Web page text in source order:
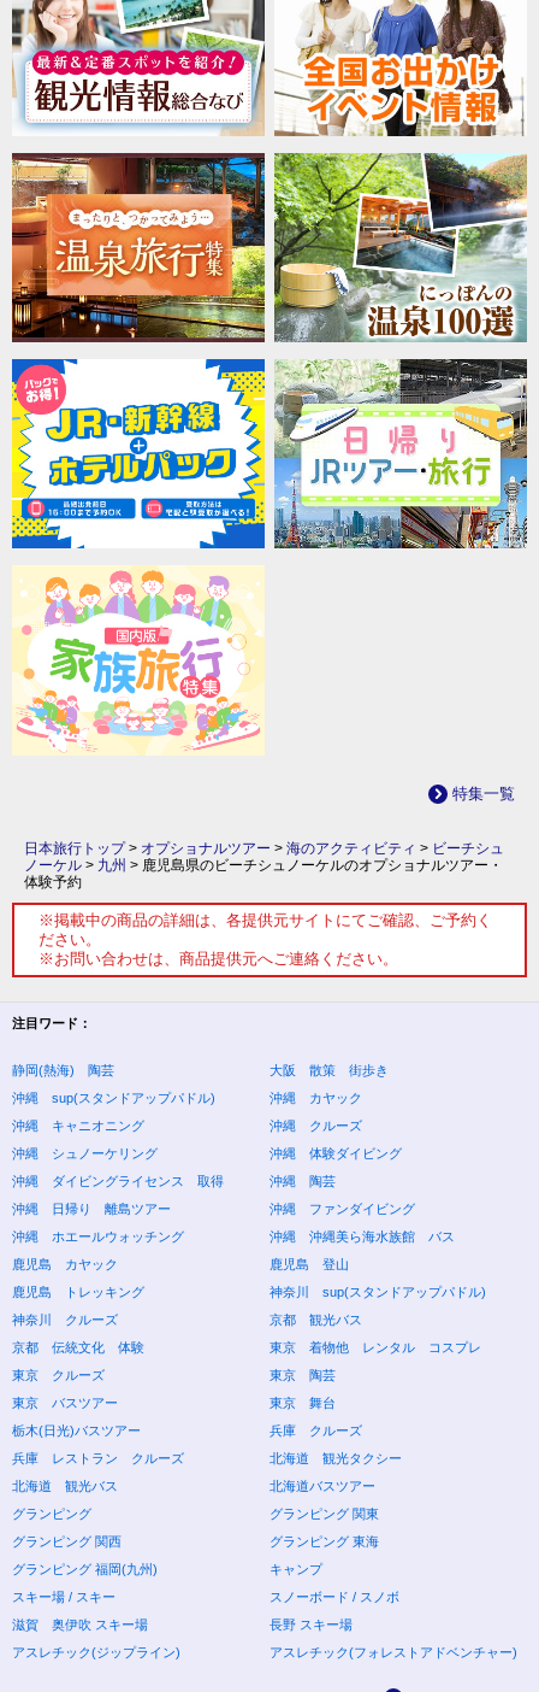
特集一覧
日本旅行トップ> オプショナルツアー > 海のアクティビティ > ビーチシュ
ノーケル > 九州 > 鹿児島県のビーチシュノーケルのオプショナルツアー・
体験予約
※掲載中の商品の詳細は、各提供元サイトにてご確認、ご予約く
ださい。
※お問い合わせは、商品提供元へご連絡ください。
注目ワード：
静岡(熱海) 陶芸
大阪 散策 街歩き
沖縄 sup(スタンドアップパドル)
沖縄 カヤック
沖縄 キャニオニング
沖縄 クルーズ
沖縄 シュノーケリング
沖縄 体験ダイビング
沖縄 ダイビングライセンス 取得
沖縄 陶芸
沖縄 日帰り 離島ツアー
沖縄 ファンダイビング
沖縄 ホエールウォッチング
沖縄 沖縄美ら海水族館 バス
鹿児島 カヤック
鹿児島 登山
鹿児島 トレッキング
神奈川 sup(スタンドアップパドル)
神奈川 クルーズ
京都 観光バス
京都 伝統文化 体験
東京 着物他 レンタル コスプレ
東京 クルーズ
東京 陶芸
東京 バスツアー
東京 舞台
栃木(日光)バスツアー
兵庫 クルーズ
兵庫 レストラン クルーズ
北海道 観光タクシー
北海道 観光バス
北海道バスツアー
グランピング
グランピング 関東
グランピング 関西
グランピング 東海
グランピング 福岡(九州)
キャンプ
スキー場 / スキー
スノーボード / スノボ
滋賀 奥伊吹 スキー場
長野 スキー場
アスレチック(ジップライン)
アスレチック(フォレストアドベンチャー)